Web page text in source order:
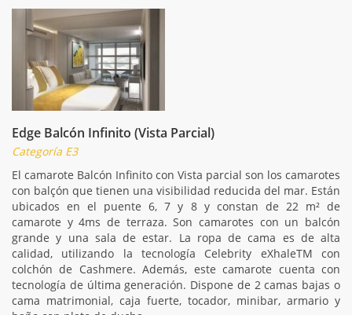
Edge Balcón Infinito (Vista Parcial)
Categoría E3
El camarote Balcón Infinito con Vista parcial son los camarotes
con balçón que tienen una visibilidad reducida del mar. Están
ubicados en el puente 6, 7 y 8 y constan de 22 m² de
camarote y 4ms de terraza. Son camarotes con un balcón
grande y una sala de estar. La ropa de cama es de alta
calidad, utilizando la tecnología Celebrity eXhaleTM con
colchón de Cashmere. Además, este camarote cuenta con
tecnología de última generación. Dispone de 2 camas bajas o
cama matrimonial, caja fuerte, tocador, minibar, armario y